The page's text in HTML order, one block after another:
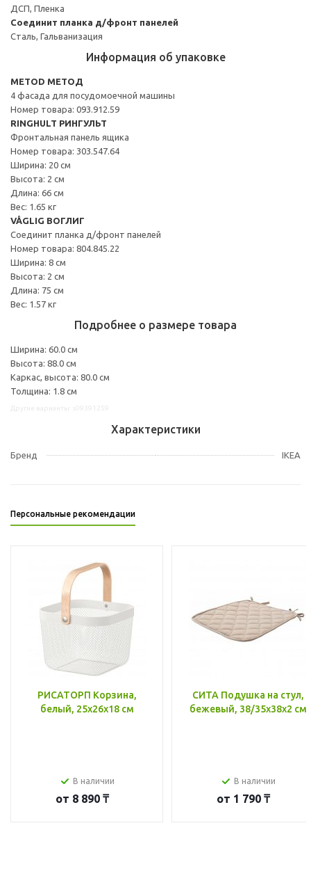
ДСП, Пленка
Соединит планка д/фронт панелей
Сталь, Гальванизация
Информация об упаковке
METOD МЕТОД
4 фасада для посудомоечной машины
Номер товара: 093.912.59
RINGHULT РИНГУЛЬТ
Фронтальная панель ящика
Номер товара: 303.547.64
Ширина: 20 см
Высота: 2 см
Длина: 66 см
Вес: 1.65 кг
VÅGLIG ВОГЛИГ
Соединит планка д/фронт панелей
Номер товара: 804.845.22
Ширина: 8 см
Высота: 2 см
Длина: 75 см
Вес: 1.57 кг
Подробнее о размере товара
Ширина: 60.0 см
Высота: 88.0 см
Каркас, высота: 80.0 см
Толщина: 1.8 см
Характеристики
Бренд IKEA
Персональные рекомендации
РИСАТОРП Корзина,
белый, 25x26x18 см
В наличии
от 8 890 ₸
СИТА Подушка на стул,
бежевый, 38/35x38x2 см
В наличии
от 1 790 ₸